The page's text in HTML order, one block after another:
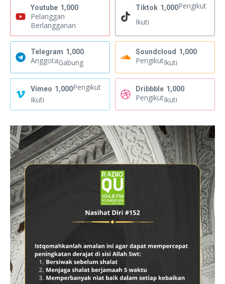
Youtube 1,000
Pelanggan
Berlangganan
Tiktok 1,000Pengikut
Ikuti
Telegram 1,000
AnggotaGabung
Soundcloud 1,000
PengikutIkuti
Vimeo 1,000Pengikut
Ikuti
Dribbble 1,000
PengikutIkuti